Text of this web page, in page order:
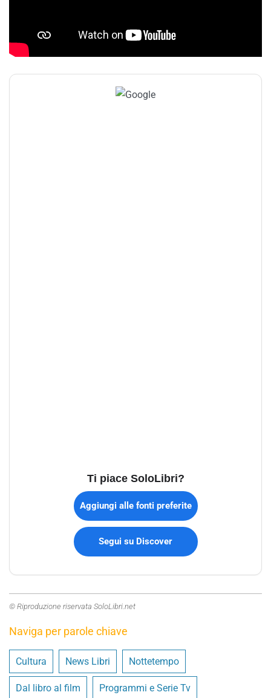
Ti piace SoloLibri?
Aggiungi alle fonti preferite
Segui su Discover
© Riproduzione riservata SoloLibri.net
Naviga per parole chiave
Cultura News Libri Nottetempo
Dal libro al film Programmi e Serie Tv